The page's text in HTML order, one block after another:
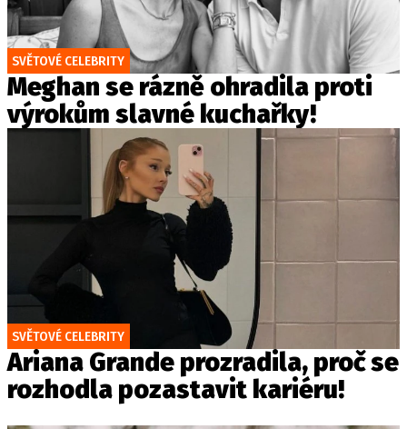
SVĚTOVÉ CELEBRITY
Meghan se rázně ohradila proti
výrokům slavné kuchařky!
SVĚTOVÉ CELEBRITY
Ariana Grande prozradila, proč se
rozhodla pozastavit kariéru!